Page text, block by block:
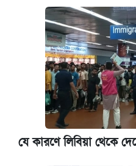
যে কারণে লিবিয়া থেকে